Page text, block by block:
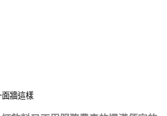
牆這樣